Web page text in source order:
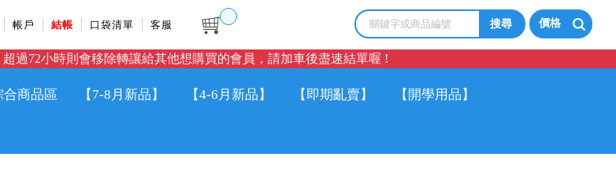
帳戶 結帳 口袋清單 客服 價格
過72小時則會移除轉讓給其他想購買的會員，請加車後盡速結單喔 !
合商品區 【7-8月新品】 【4-6月新品】 【即期亂賣】 【開學用品】